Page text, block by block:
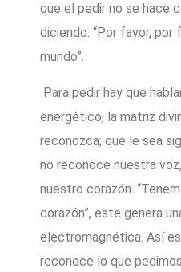
que el pedir no se hace
diciendo: “Por favor, por
mundo”.
Para pedir hay que
energético, la matriz
reconozca; que le sea
no reconoce nuestra
nuestro corazón.
corazón”, este genera
electromagnética. Así
reconoce lo que